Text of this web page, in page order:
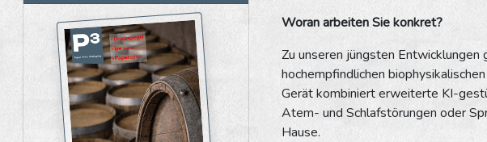
Woran arbeiten Sie konkret?
Zu unseren jüngsten
hochempfindlichen
Gerät kombiniert erweiterte KI-
Atem- und Schlafstörungen oder
Hause.